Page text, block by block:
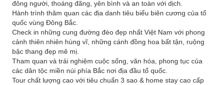
đông người, thoáng đãng, yên bình và an toàn với dịch.
Hành trình thăm quan các địa danh tiêu biểu biên cương của tổ
quốc vùng Đông Bắc.
Check in những cung đường đèo đẹp nhất Việt Nam với phong
cảnh thiên nhiên hùng vĩ, những cánh đồng hoa bất tận, ruộng
bậc thang đẹp mê mị.
Tham quan và trải nghiệm cuộc sống, văn hóa, phong tục của
các dân tộc miền núi phía Bắc nơi địa đầu tổ quốc.
Tour chất lượng cao với tiêu chuẩn 3 sao & home stay cao cấp